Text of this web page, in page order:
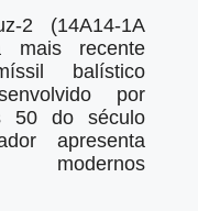
2 (14A14-1A
mais recente
balístico
por
50 do século
apresenta
modernos